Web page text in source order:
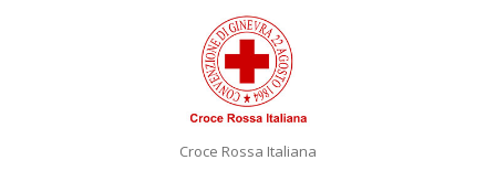
Croce Rossa Italiana